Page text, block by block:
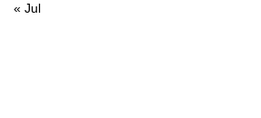
« Jul